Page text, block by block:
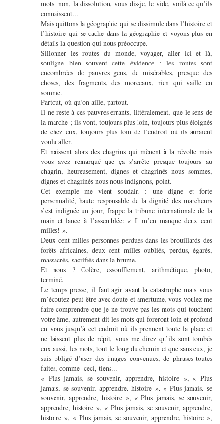
mots, non, la dissolution, vous dis-je, le vide, voilà ce qu’ils
connaissent...
Mais quittons la géographie qui se dissimule dans l’histoire et
l’histoire qui se cache dans la géographie et voyons plus en
détails la question qui nous préoccupe.
Sillonner les routes du monde, voyager, aller ici et là,
souligne bien souvent cette évidence : les routes sont
encombrées de pauvres gens, de misérables, presque des
choses, des fragments, des morceaux, rien qui vaille en
somme.
Partout, où qu’on aille, partout.
Il ne reste à ces pauvres errants, littéralement, que le sens de
la marche ; ils vont, toujours plus loin, toujours plus éloignés
de chez eux, toujours plus loin de l’endroit où ils auraient
voulu aller.
Et naissent alors des chagrins qui mènent à la révolte mais
vous avez remarqué que ça s’arrête presque toujours au
chagrin, heureusement, dignes et chagrinés nous sommes,
dignes et chagrinés nous nous indignons, point.
Cet exemple me vient soudain : une digne et forte
personnalité, haute responsable de la dignité des marcheurs
s’est indignée un jour, frappe la tribune internationale de la
main et lance à l’assemblée: « Il m’en manque deux cent
milles! ».
Deux cent milles personnes perdues dans les brouillards des
forêts africaines, deux cent milles oubliés, perdus, égarés,
massacrés, sacrifiés dans la brume.
Et nous ? Colère, essoufflement, arithmétique, photo,
terminé.
Le temps presse, il faut agir avant la catastrophe mais vous
m’écoutez peut-être avec doute et amertume, vous voulez me
faire comprendre que je ne trouve pas les mots qui touchent
votre âme, autrement dit les mots qui foreront loin et profond
en vous jusqu’à cet endroit où ils prennent toute la place et
ne laissent plus de répit, vous me direz qu’ils sont tombés
eux aussi, les mots, tout le long du chemin et que sans eux, je
suis obligé d’user des images convenues, de phrases toutes
faites, comme ceci, tiens...
« Plus jamais, se souvenir, apprendre, histoire », « Plus
jamais, se souvenir, apprendre, histoire », « Plus jamais, se
souvenir, apprendre, histoire », « Plus jamais, se souvenir,
apprendre, histoire », « Plus jamais, se souvenir, apprendre,
histoire », « Plus jamais, se souvenir, apprendre, histoire »,